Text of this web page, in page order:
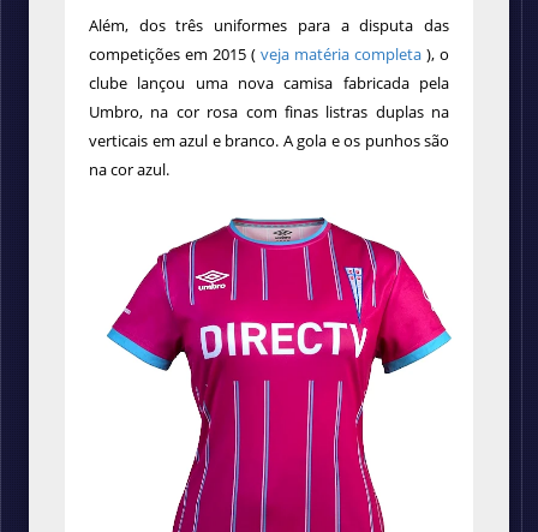
Além, dos três uniformes para a disputa das
competições em 2015 ( veja matéria completa ), o
clube lançou uma nova camisa fabricada pela
Umbro, na cor rosa com finas listras duplas na
verticais em azul e branco. A gola e os punhos são
na cor azul.